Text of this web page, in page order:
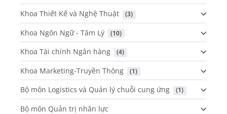
Khoa Thiết Kế và Nghệ Thuật (3)
Khoa Ngôn Ngữ - Tâm Lý (10)
Khoa Tài chính Ngân hàng (4)
Khoa Marketing-Truyền Thông (1)
Bộ môn Logistics và Quản lý chuỗi cung ứng (1)
Bộ môn Quản trị nhân lực